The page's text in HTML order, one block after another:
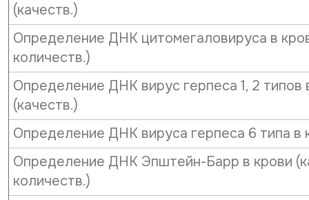
(качеств.)
Определение ДНК цитомегаловируса в
количеств.)
Определение ДНК вирус герпеса 1, 2 типов
(качеств.)
Определение ДНК вируса герпеса 6 типа в
Определение ДНК Эпштейн-Барр в крови
количеств.)